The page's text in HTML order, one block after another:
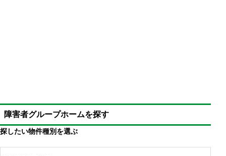
障害者グループホームを探す
探したい物件種別を選ぶ